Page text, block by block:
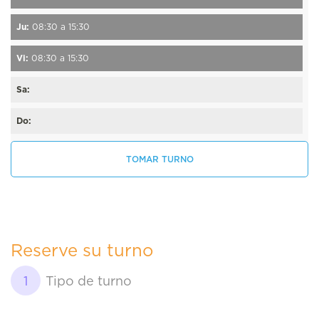
Ju: 08:30 a 15:30
Vi: 08:30 a 15:30
Sa:
Do:
TOMAR TURNO
Reserve su turno
Tipo de turno